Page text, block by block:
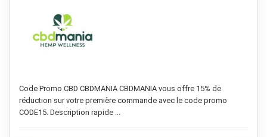
Code Promo CBD CBDMANIA CBDMANIA vous offre 15% de
réduction sur votre première commande avec le code promo
CODE15. Description rapide ...